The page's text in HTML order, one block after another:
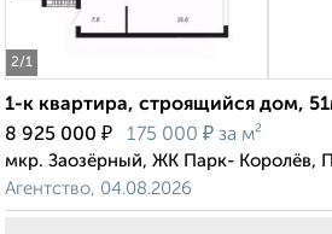
2/1
1-к квартира, строящийся дом,
8 925 000 ₽ 175 000 ₽ за м²
мкр. Заозёрный, ЖК Парк- Королёв,
Агентство, 04.08.2026